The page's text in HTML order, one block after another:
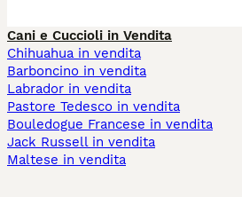
Cani e Cuccioli in Vendita
Chihuahua in vendita
Barboncino in vendita
Labrador in vendita
Pastore Tedesco in vendita
Bouledogue Francese in vendita
Jack Russell in vendita
Maltese in vendita